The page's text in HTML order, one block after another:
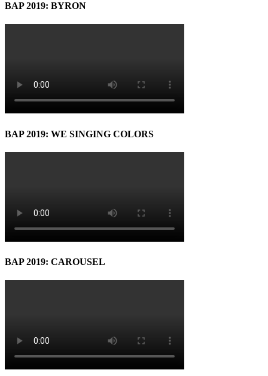
BAP 2019: BYRON
BAP 2019: WE SINGING COLORS
BAP 2019: CAROUSEL